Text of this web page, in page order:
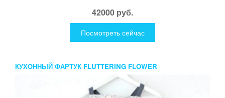
42000 руб.
Посмотреть сейчас
КУХОННЫЙ ФАРТУК FLUTTERING FLOWER